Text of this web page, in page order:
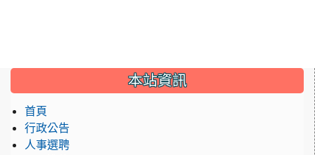
::: 本站資訊
首頁
行政公告
人事選聘